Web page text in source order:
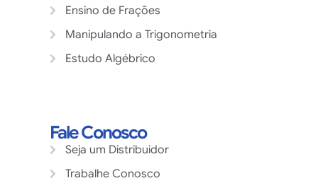
Ensino de Frações
Manipulando a Trigonometria
Estudo Algébrico
Fale Conosco
Seja um Distribuidor
Trabalhe Conosco